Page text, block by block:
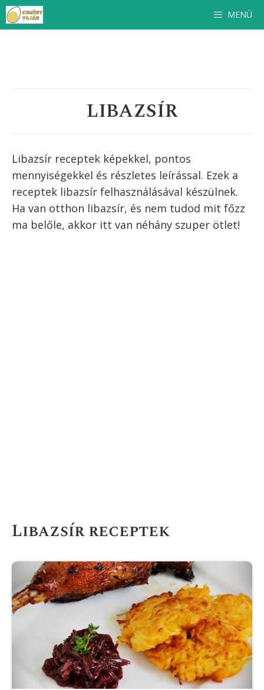
Kilépés
MENÜ
LIBAZSÍR
Libazsír receptek képekkel, pontos
mennyiségekkel és részletes leírással. Ezek a
receptek libazsír felhasználásával készülnek.
Ha van otthon libazsír, és nem tudod mit főzz
ma belőle, akkor itt van néhány szuper ötlet!
Libazsír receptek